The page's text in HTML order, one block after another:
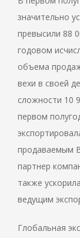
значительно
превысили 88
годовом
объема
вехи в своей
сложности 10
первом
продаваемым
партнер
также
ведущим
Глобальная